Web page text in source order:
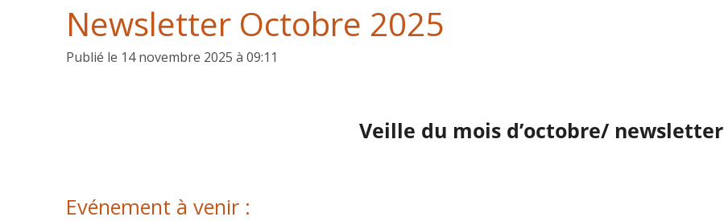
Newsletter Octobre 2025
Publié le 14 novembre 2025 à 09:11
Veille du mois d’octobre/ newsletter
Evénement à venir :